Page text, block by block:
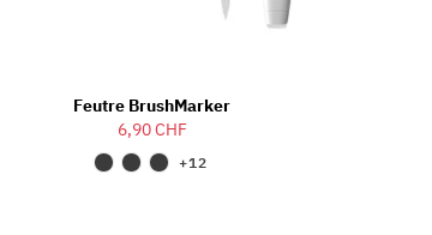
Feutre BrushMarker
6,90 CHF
+12